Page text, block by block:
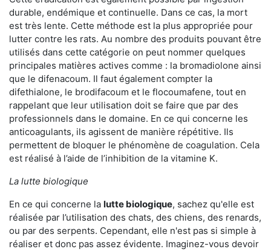
durable, endémique et continuelle. Dans ce cas, la mort
est très lente. Cette méthode est la plus appropriée pour
lutter contre les rats. Au nombre des produits pouvant être
utilisés dans cette catégorie on peut nommer quelques
principales matières actives comme : la bromadiolone ainsi
que le difenacoum. Il faut également compter la
difethialone, le brodifacoum et le flocoumafene, tout en
rappelant que leur utilisation doit se faire que par des
professionnels dans le domaine. En ce qui concerne les
anticoagulants, ils agissent de manière répétitive. Ils
permettent de bloquer le phénomène de coagulation. Cela
est réalisé à l’aide de l’inhibition de la vitamine K.
La lutte biologique
En ce qui concerne la lutte biologique, sachez qu'elle est
réalisée par l’utilisation des chats, des chiens, des renards,
ou par des serpents. Cependant, elle n'est pas si simple à
réaliser et donc pas assez évidente. Imaginez-vous devoir